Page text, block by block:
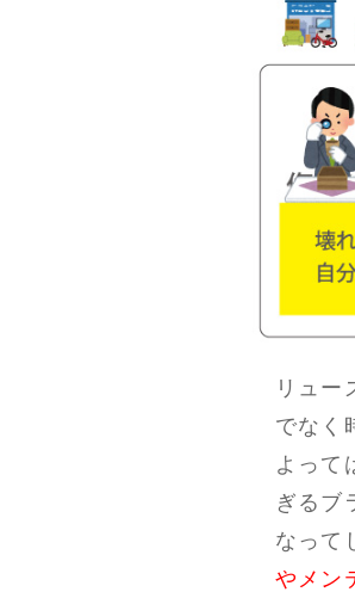
リュー
でなく
よって
ぎるブ
なって
やメン